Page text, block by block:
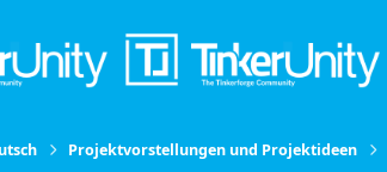
Projektvorstellungen und Projektideen